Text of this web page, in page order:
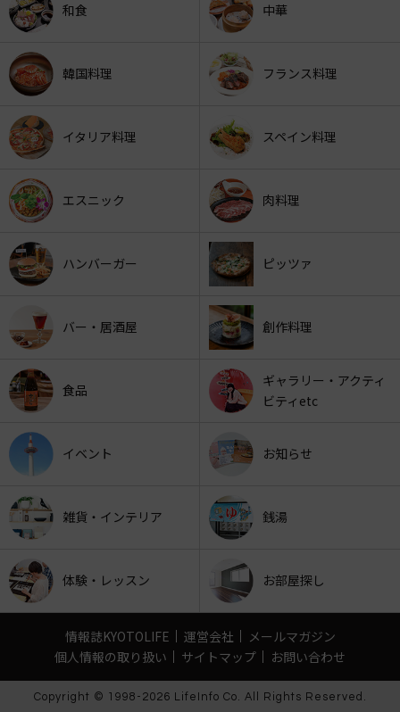
和食 中華
韓国料理 フランス料理
イタリア料理 スペイン料理
エスニック 肉料理
ハンバーガー ピッツァ
バー・居酒屋 創作料理
食品
ギャラリー・アクティ
ビティetc
イベント お知らせ
雑貨・インテリア 銭湯
体験・レッスン お部屋探し
情報誌KYOTOLIFE 運営会社
メールマガジン
個人情報の取り扱い
サイトマップ お問い合わせ
Copyright © 1998-2026 LifeInfo Co. All Rights Reserved.